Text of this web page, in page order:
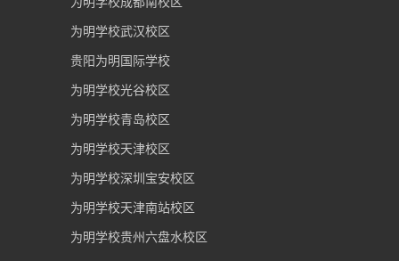
为明学校武汉校区
贵阳为明国际学校
为明学校光谷校区
为明学校青岛校区
为明学校天津校区
为明学校深圳宝安校区
为明学校天津南站校区
为明学校贵州六盘水校区